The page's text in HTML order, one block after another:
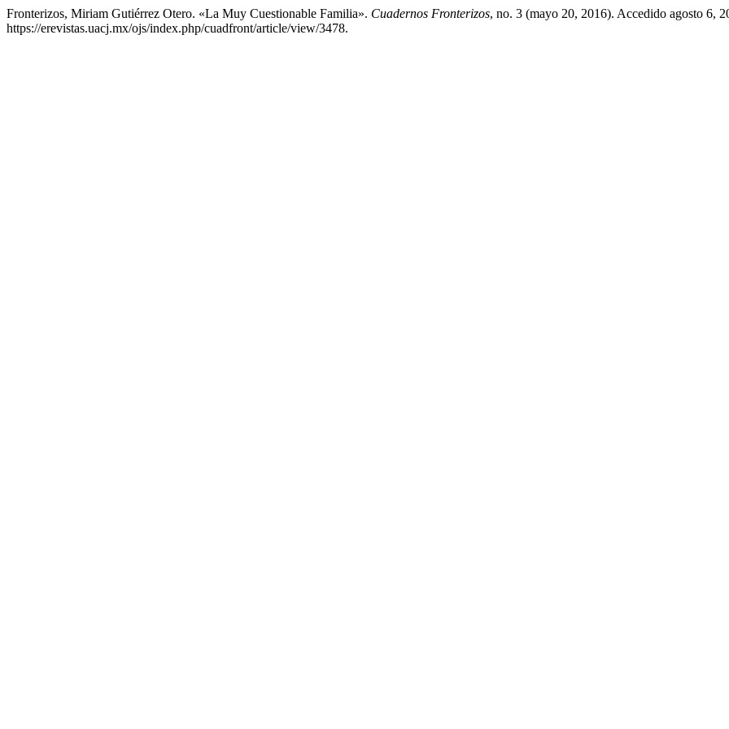
Fronterizos, Miriam Gutiérrez Otero. «La Muy Cuestionable Familia». Cuadernos Fronterizos, no. 3 (mayo 20, 2016). Accedido agosto 6,
https://erevistas.uacj.mx/ojs/index.php/cuadfront/article/view/3478.